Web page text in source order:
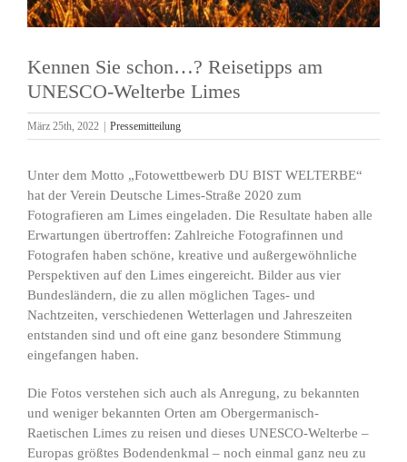
Kennen Sie schon…? Reisetipps am
UNESCO-Welterbe Limes
März 25th, 2022 Pressemitteilung
Unter dem Motto „Fotowettbewerb DU BIST WELTERBE“
hat der Verein Deutsche Limes-Straße 2020 zum
Fotografieren am Limes eingeladen. Die Resultate haben alle
Erwartungen übertroffen: Zahlreiche Fotografinnen und
Fotografen haben schöne, kreative und außergewöhnliche
Perspektiven auf den Limes eingereicht. Bilder aus vier
Bundesländern, die zu allen möglichen Tages- und
Nachtzeiten, verschiedenen Wetterlagen und Jahreszeiten
entstanden sind und oft eine ganz besondere Stimmung
eingefangen haben.
Die Fotos verstehen sich auch als Anregung, zu bekannten
und weniger bekannten Orten am Obergermanisch-
Raetischen Limes zu reisen und dieses UNESCO-Welterbe –
Europas größtes Bodendenkmal – noch einmal ganz neu zu